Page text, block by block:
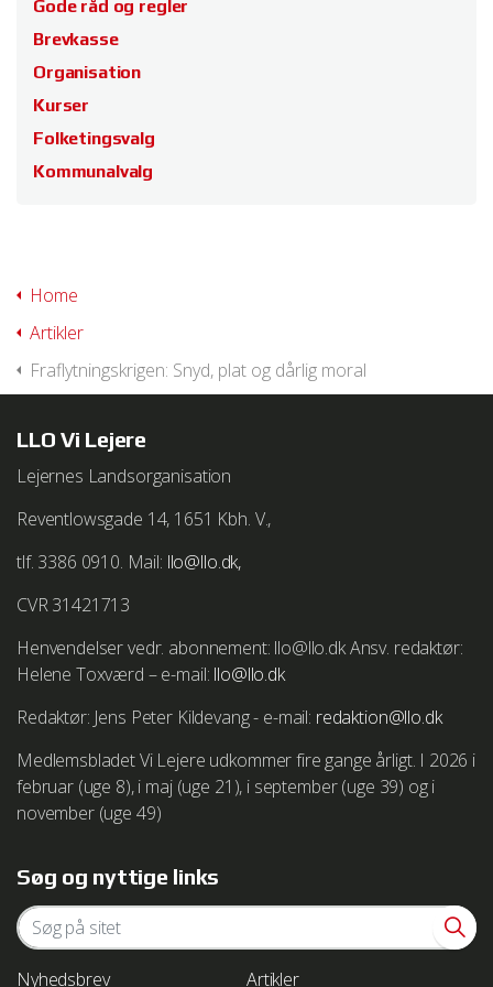
Gode råd og regler
Brevkasse
Organisation
Kurser
Folketingsvalg
Kommunalvalg
Home
Artikler
Fraflytningskrigen: Snyd, plat og dårlig moral
LLO Vi Lejere
Lejernes Landsorganisation
Reventlowsgade 14, 1651 Kbh. V.,
tlf. 3386 0910. Mail: llo@llo.dk,
CVR 31421713
Henvendelser vedr. abonnement: llo@llo.dk Ansv. redaktør:
Helene Toxværd – e-mail: llo@llo.dk
Redaktør: Jens Peter Kildevang - e-mail: redaktion@llo.dk
Medlemsbladet Vi Lejere udkommer fire gange årligt. I 2026 i
februar (uge 8), i maj (uge 21), i september (uge 39) og i
november (uge 49)
Søg og nyttige links
Nyhedsbrev Artikler